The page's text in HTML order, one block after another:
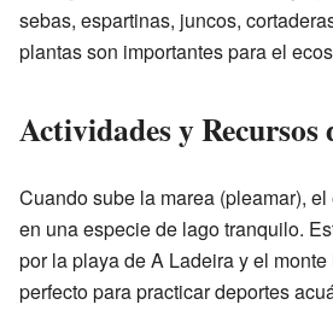
sebas, espartinas, juncos,
plantas son importantes para el
Actividades y
Cuando sube la marea (pleamar),
en una especie de lago tranquilo.
por la playa de A Ladeira y el
perfecto para practicar deportes